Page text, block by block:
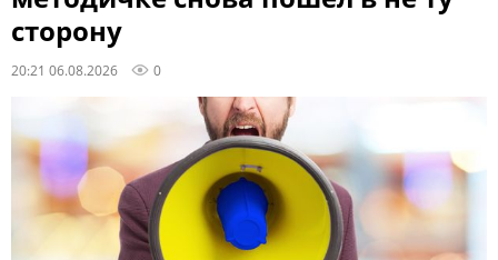
сторону
20:21 06.08.2026 0